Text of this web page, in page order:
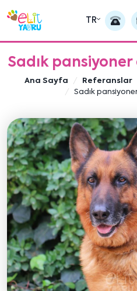
TR
Sadık
Ana Sayfa Referanslar
Sadık